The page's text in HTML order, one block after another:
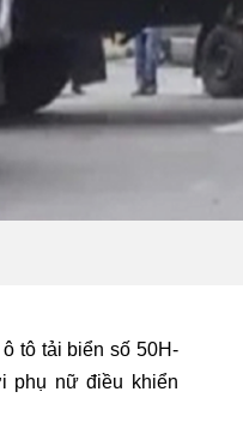
tô tải biển số 50H-
phụ nữ điều khiển